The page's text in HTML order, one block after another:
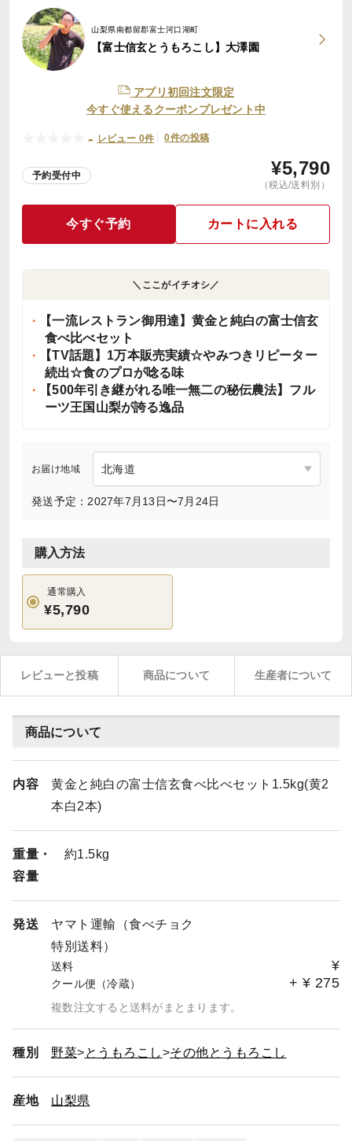
山梨県南都留郡富士河口湖町
【富士信玄とうもろこし】大澤園
アプリ初回注文限定
今すぐ使えるクーポンプレゼント中
- レビュー 0件 0件の投稿
予約受付中 ¥5,790
（税込/送料別）
今すぐ予約 カートに入れる
＼ここがイチオシ／
【一流レストラン御用達】黄金と純白の富士信玄
食べ比べセット
【TV話題】1万本販売実績☆やみつきリピーター
続出☆食のプロが唸る味
【500年引き継がれる唯一無二の秘伝農法】フル
ーツ王国山梨が誇る逸品
お届け地域
発送予定：2027年7月13日〜7月24日
購入方法
通常購入
¥5,790
レビューと投稿 商品について 生産者について
商品について
内容
黄金と純白の富士信玄食べ比べセット1.5kg(黄2
本白2本)
重量・
容量
約1.5kg
発送
ヤマト運輸（食べチョク
特別送料）
送料 ¥
クール便（冷蔵） + ¥ 275
複数注文すると送料がまとまります。
種別 野菜 とうもろこし その他とうもろこし
産地 山梨県